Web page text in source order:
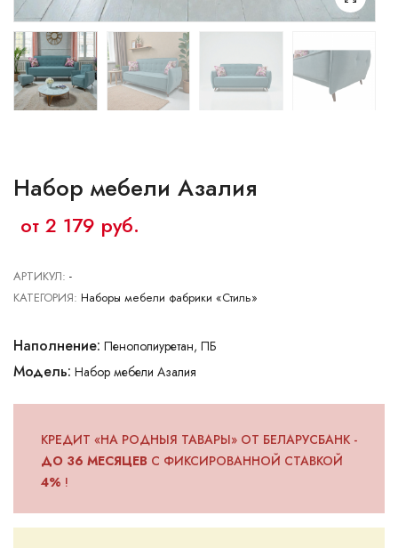
Ваш город: Минск
Гродно
Могилев
Сморгонь
Набор мебели Азалия
от 2 179 руб.
АРТИКУЛ: -
КАТЕГОРИЯ: Наборы мебели фабрики «Стиль»
Наполнение: Пенополиуретан, ПБ
Модель: Набор мебели Азалия
КРЕДИТ «НА РОДНЫЯ ТАВАРЫ» ОТ БЕЛАРУСБАНК -
ДО 36 МЕСЯЦЕВ С ФИКСИРОВАННОЙ СТАВКОЙ
4% !